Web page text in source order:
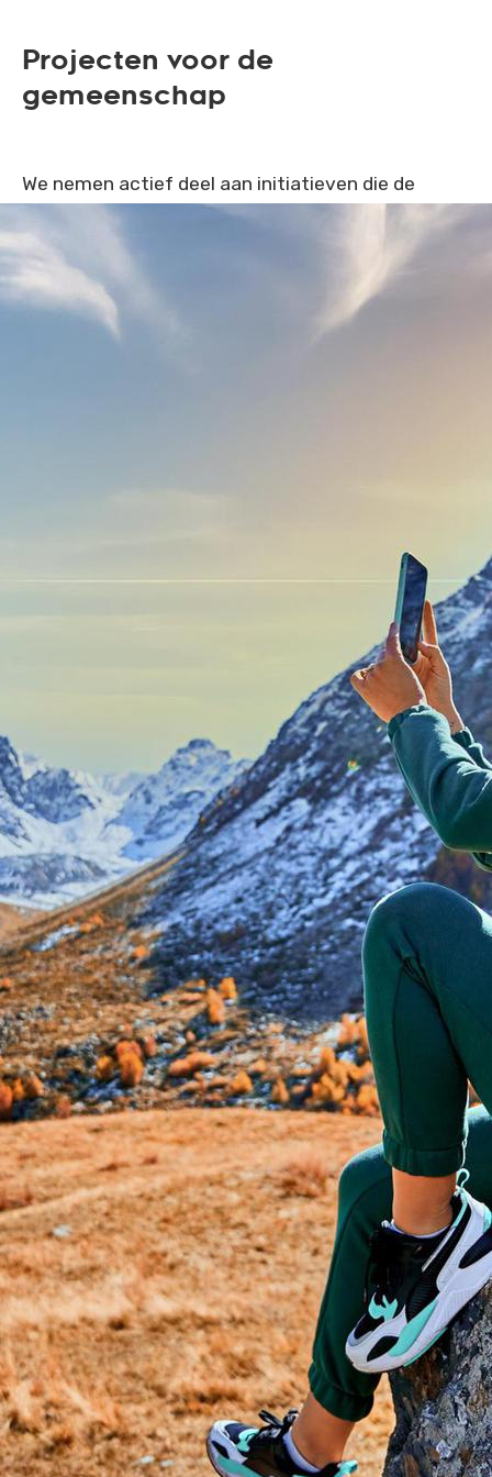
Projecten voor de
gemeenschap
We nemen actief deel aan initiatieven die de
gemeenschappen die we bezoeken ten goede
komen.
We ondersteunen lokale scholen door materialen
behouden en betrekken daarbij onze gasten bij
Impactverhalen